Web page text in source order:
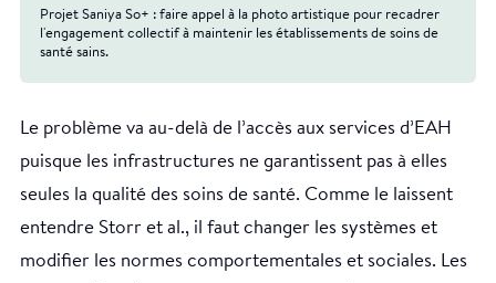
Projet Saniya So+ : faire appel à la photo artistique pour recadrer
l'engagement collectif à maintenir les établissements de soins de
santé sains.
Le problème va au-delà de l’accès aux services d’EAH
puisque les infrastructures ne garantissent pas à elles
seules la qualité des soins de santé. Comme le laissent
entendre Storr et al., il faut changer les systèmes et
modifier les normes comportementales et sociales. Les